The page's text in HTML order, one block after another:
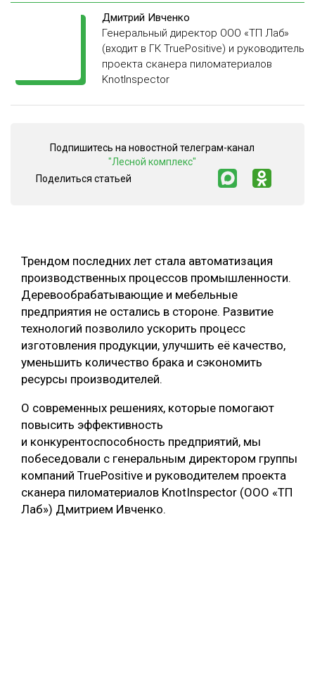
ДЕРЕВЯННОЕ ДОМОСТРОЕНИЕ
БЕЗОПАСНОЕ ПРОИЗВОДСТВО
СОРТИРОВКА ДРЕВЕСИНЫ
Дмитрий Ивченко
Генеральный директор ООО «ТП Лаб»
(входит в ГК TruePositive) и руководитель
проекта сканера пиломатериалов
KnotInspector
Трендом последних лет стала автоматизация
производственных процессов промышленности.
Деревообрабатывающие и мебельные
предприятия не остались в стороне. Развитие
технологий позволило ускорить процесс
изготовления продукции, улучшить её качество,
уменьшить количество брака и сэкономить
ресурсы производителей.
О современных решениях, которые помогают
повысить эффективность
и конкурентоспособность предприятий, мы
побеседовали с генеральным директором группы
компаний TruePositive и руководителем проекта
сканера пиломатериалов KnotInspector (ООО «ТП
Лаб») Дмитрием Ивченко.
Подпишитесь на новостной телеграм-канал
"Лесной комплекс"
Поделиться статьей